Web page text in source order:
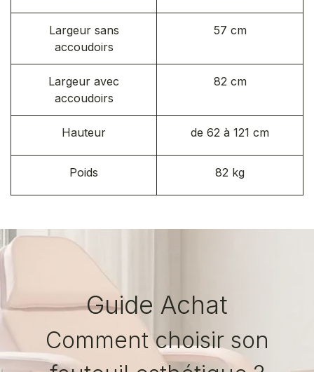
Largeur sans
accoudoirs
57 cm
Largeur avec
accoudoirs
82 cm
Hauteur de 62 à 121 cm
Poids 82 kg
Guide Achat
Comment choisir son